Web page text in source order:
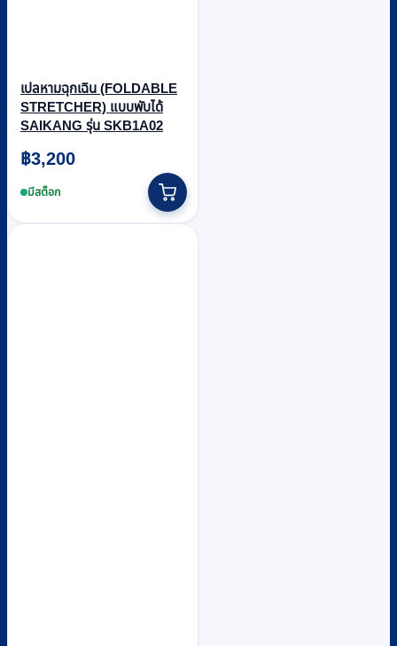
เปลหามฉุกเฉิน (FOLDABLE
STRETCHER) แบบพับได้
SAIKANG รุ่น SKB1A02
฿3,200
มีสต็อก